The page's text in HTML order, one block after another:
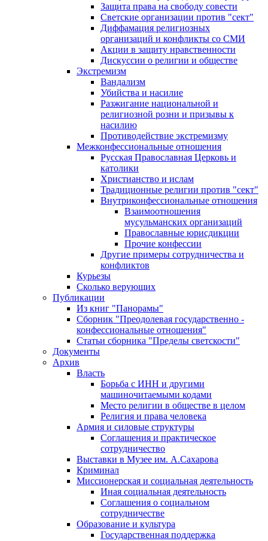
Защита права на свободу совести
Светские организации против "сект"
Диффамация религиозных
организаций и конфликты со СМИ
Акции в защиту нравственности
Дискуссии о религии и обществе
Экстремизм
Вандализм
Убийства и насилие
Разжигание национальной и
религиозной розни и призывы к
насилию
Противодействие экстремизму
Межконфессиональные отношения
Русская Православная Церковь и
католики
Христианство и ислам
Традиционные религии против "сект"
Внутриконфессиональные отношения
Взаимоотношения
мусульманских организаций
Православные юрисдикции
Прочие конфессии
Другие примеры сотрудничества и
конфликтов
Курьезы
Сколько верующих
Публикации
Из книг "Панорамы"
Сборник "Преодолевая государственно -
конфессиональные отношения"
Статьи сборника "Пределы светскости"
Документы
Архив
Власть
Борьба с ИНН и другими
машиночитаемыми кодами
Место религии в обществе в целом
Религия и права человека
Армия и силовые структуры
Соглашения и практическое
сотрудничество
Выставки в Музее им. А.Сахарова
Криминал
Миссионерская и социальная деятельность
Иная социальная деятельность
Соглашения о социальном
сотрудничестве
Образование и культура
Государственная поддержка